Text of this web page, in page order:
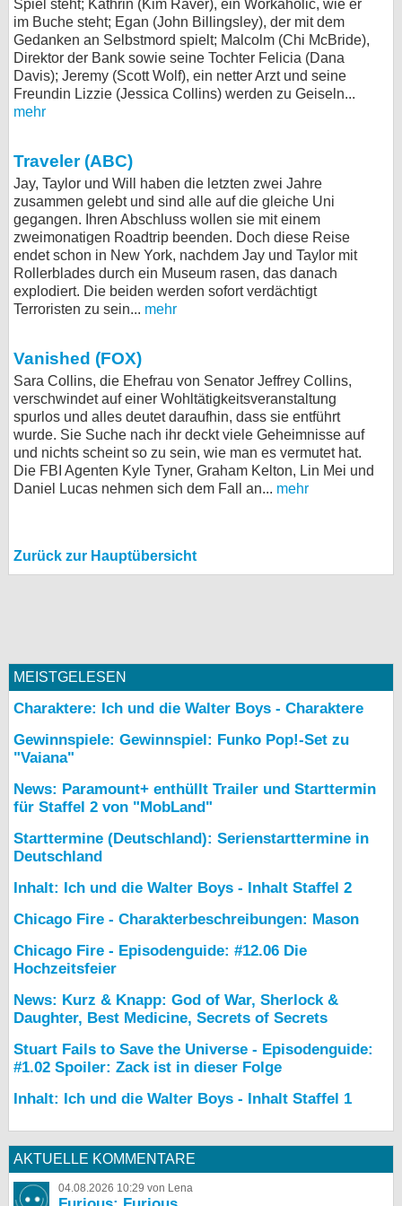
Spiel steht; Kathrin (Kim Raver), ein Workaholic, wie er
im Buche steht; Egan (John Billingsley), der mit dem
Gedanken an Selbstmord spielt; Malcolm (Chi McBride),
Direktor der Bank sowie seine Tochter Felicia (Dana
Davis); Jeremy (Scott Wolf), ein netter Arzt und seine
Freundin Lizzie (Jessica Collins) werden zu Geiseln...
mehr
Traveler (ABC)
Jay, Taylor und Will haben die letzten zwei Jahre
zusammen gelebt und sind alle auf die gleiche Uni
gegangen. Ihren Abschluss wollen sie mit einem
zweimonatigen Roadtrip beenden. Doch diese Reise
endet schon in New York, nachdem Jay und Taylor mit
Rollerblades durch ein Museum rasen, das danach
explodiert. Die beiden werden sofort verdächtigt
Terroristen zu sein... mehr
Vanished (FOX)
Sara Collins, die Ehefrau von Senator Jeffrey Collins,
verschwindet auf einer Wohltätigkeitsveranstaltung
spurlos und alles deutet daraufhin, dass sie entführt
wurde. Sie Suche nach ihr deckt viele Geheimnisse auf
und nichts scheint so zu sein, wie man es vermutet hat.
Die FBI Agenten Kyle Tyner, Graham Kelton, Lin Mei und
Daniel Lucas nehmen sich dem Fall an... mehr
Zurück zur Hauptübersicht
MEISTGELESEN
Charaktere: Ich und die Walter Boys - Charaktere
Gewinnspiele: Gewinnspiel: Funko Pop!-Set zu
"Vaiana"
News: Paramount+ enthüllt Trailer und Starttermin
für Staffel 2 von "MobLand"
Starttermine (Deutschland): Serienstarttermine in
Deutschland
Inhalt: Ich und die Walter Boys - Inhalt Staffel 2
Chicago Fire - Charakterbeschreibungen: Mason
Chicago Fire - Episodenguide: #12.06 Die
Hochzeitsfeier
News: Kurz & Knapp: God of War, Sherlock &
Daughter, Best Medicine, Secrets of Secrets
Stuart Fails to Save the Universe - Episodenguide:
#1.02 Spoiler: Zack ist in dieser Folge
Inhalt: Ich und die Walter Boys - Inhalt Staffel 1
AKTUELLE KOMMENTARE
04.08.2026 10:29 von Lena